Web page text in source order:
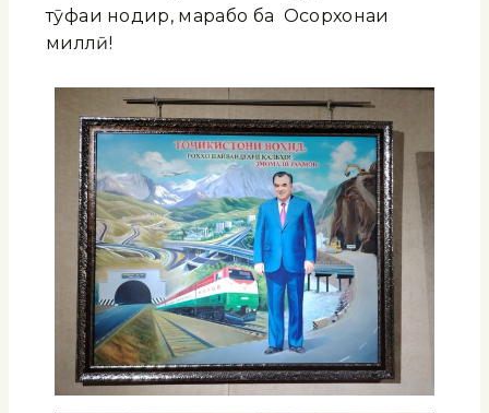
тӯҳфаи нодир, марҳабо ба Осорхонаи
миллӣ!